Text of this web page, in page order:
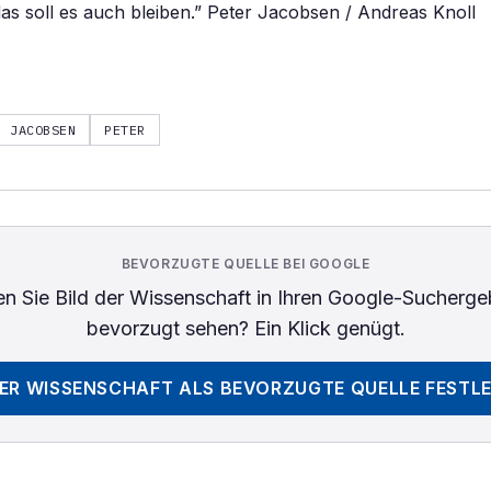
soll es auch bleiben.” Peter Jacobsen / Andreas Knoll
JACOBSEN PETER
BEVORZUGTE QUELLE BEI GOOGLE
Sie Bild der Wissenschaftin Ihren Google-
bevorzugt sehen? Ein Klick genügt.
WISSENSCHAFT ALS BEVORZUGTE QUELLE